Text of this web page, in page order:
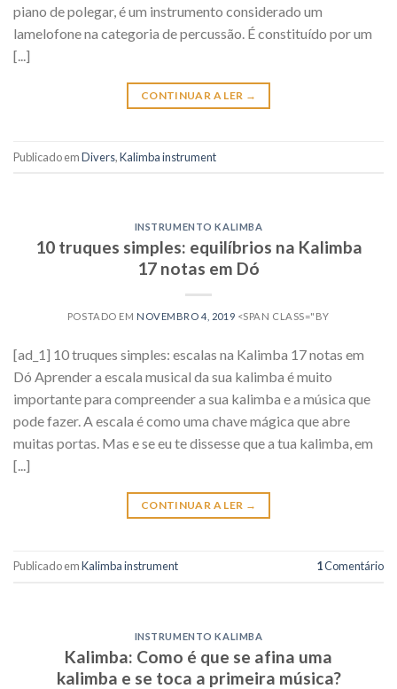
piano de polegar, é um instrumento considerado um
lamelofone na categoria de percussão. É constituído por um
[...]
CONTINUAR A LER →
Publicado emDivers,Kalimba instrument
INSTRUMENTO KALIMBA
10 truques simples: equilíbrios na Kalimba
17 notas em Dó
POSTADO EM NOVEMBRO 4, 2019 <SPAN CLASS="BY
[ad_1] 10 truques simples: escalas na Kalimba 17 notas em
Dó Aprender a escala musical da sua kalimba é muito
importante para compreender a sua kalimba e a música que
pode fazer. A escala é como uma chave mágica que abre
muitas portas. Mas e se eu te dissesse que a tua kalimba, em
[...]
CONTINUAR A LER →
Publicado emKalimba instrument 1Comentário
INSTRUMENTO KALIMBA
Kalimba: Como é que se afina uma
kalimba e se toca a primeira música?